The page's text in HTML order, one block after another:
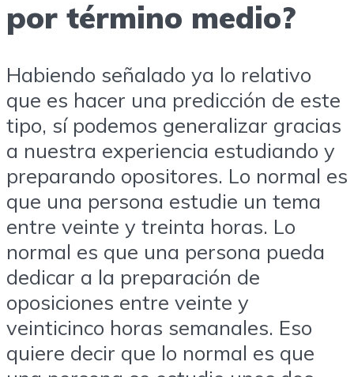
por término medio?
Habiendo señalado ya lo relativo
que es hacer una predicción de este
tipo, sí podemos generalizar gracias
a nuestra experiencia estudiando y
preparando opositores. Lo normal es
que una persona estudie un tema
entre veinte y treinta horas. Lo
normal es que una persona pueda
dedicar a la preparación de
oposiciones entre veinte y
veinticinco horas semanales. Eso
quiere decir que lo normal es que